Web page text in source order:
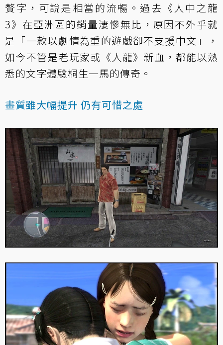
贅字，可說是相當的流暢。過去《人中之龍
3》在亞洲區的銷量淒慘無比，原因不外乎就
是「一款以劇情為重的遊戲卻不支援中文」，
如今不管是老玩家或《人龍》新血，都能以熟
悉的文字體驗桐生一馬的傳奇。
畫質雖大幅提升 仍有可惜之處